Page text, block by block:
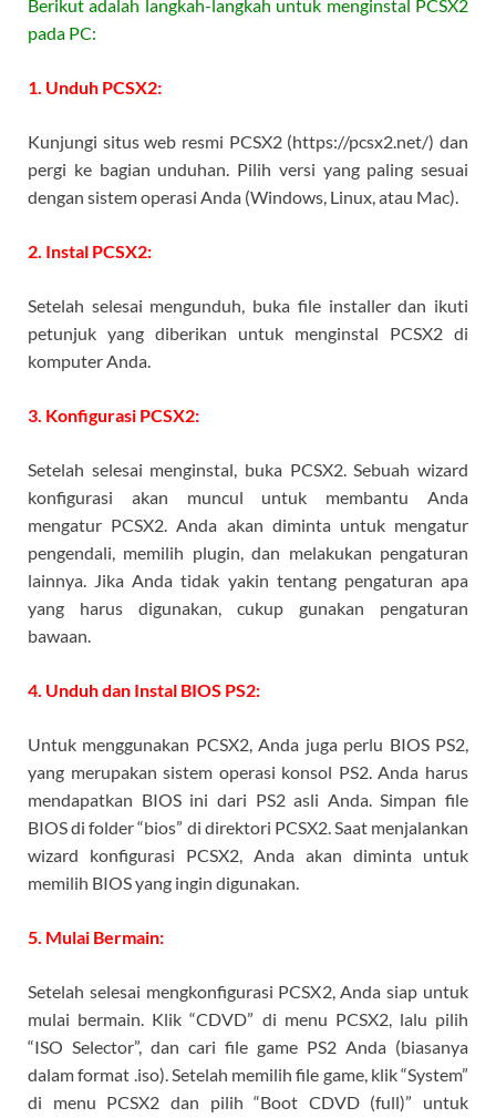
Berikut adalah langkah-langkah untuk menginstal PCSX2
pada PC:
1. Unduh PCSX2:
Kunjungi situs web resmi PCSX2 (https://pcsx2.net/) dan
pergi ke bagian unduhan. Pilih versi yang paling sesuai
dengan sistem operasi Anda (Windows, Linux, atau Mac).
2. Instal PCSX2:
Setelah selesai mengunduh, buka file installer dan ikuti
petunjuk yang diberikan untuk menginstal PCSX2 di
komputer Anda.
3. Konfigurasi PCSX2:
Setelah selesai menginstal, buka PCSX2. Sebuah wizard
konfigurasi akan muncul untuk membantu Anda
mengatur PCSX2. Anda akan diminta untuk mengatur
pengendali, memilih plugin, dan melakukan pengaturan
lainnya. Jika Anda tidak yakin tentang pengaturan apa
yang harus digunakan, cukup gunakan pengaturan
bawaan.
4. Unduh dan Instal BIOS PS2:
Untuk menggunakan PCSX2, Anda juga perlu BIOS PS2,
yang merupakan sistem operasi konsol PS2. Anda harus
mendapatkan BIOS ini dari PS2 asli Anda. Simpan file
BIOS di folder “bios” di direktori PCSX2. Saat menjalankan
wizard konfigurasi PCSX2, Anda akan diminta untuk
memilih BIOS yang ingin digunakan.
5. Mulai Bermain:
Setelah selesai mengkonfigurasi PCSX2, Anda siap untuk
mulai bermain. Klik “CDVD” di menu PCSX2, lalu pilih
“ISO Selector”, dan cari file game PS2 Anda (biasanya
dalam format .iso). Setelah memilih file game, klik “System”
di menu PCSX2 dan pilih “Boot CDVD (full)” untuk